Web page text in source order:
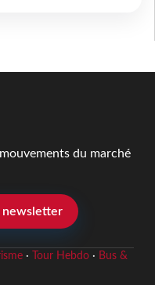
du marché
newsletter
· Tour Hebdo· Bus &